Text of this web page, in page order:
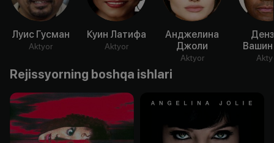
Луис Гусман
Aktyor
Куин Латифа
Aktyor
Анджелина
Джоли
Aktyor
Rejissyorning boshqa ishlari